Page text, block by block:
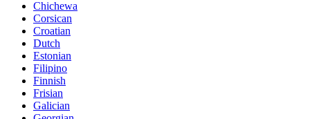
Chichewa
Corsican
Croatian
Dutch
Estonian
Filipino
Finnish
Frisian
Galician